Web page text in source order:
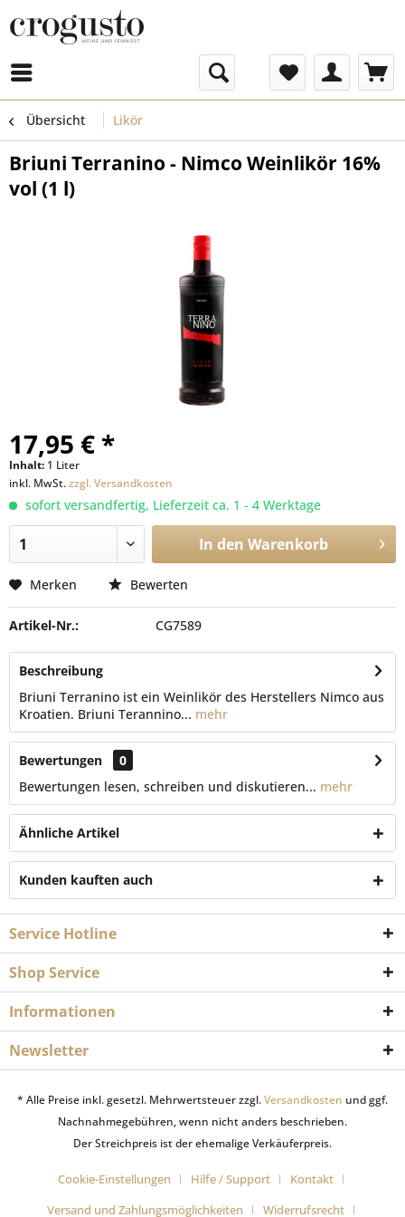
Übersicht Likör
Briuni Terranino - Nimco Weinlikör 16%
vol (1 l)
17,95 € *
Inhalt: 1 Liter
inkl. MwSt.zzgl. Versandkosten
sofort versandfertig, Lieferzeit ca. 1 - 4 Werktage
In den Warenkorb
Merken Bewerten
Artikel-Nr.: CG7589
Beschreibung
Briuni Terranino ist ein Weinlikör des Herstellers Nimco aus
Kroatien. Briuni Terannino... mehr
Bewertungen
0
Bewertungen lesen, schreiben und diskutieren... mehr
Ähnliche Artikel
Kunden kauften auch
Service Hotline
Shop Service
Informationen
Newsletter
* Alle Preise inkl. gesetzl. Mehrwertsteuer zzgl.Versandkosten und ggf.
Nachnahmegebühren, wenn nicht anders beschrieben.
Der Streichpreis ist der ehemalige Verkäuferpreis.
Cookie-Einstellungen Hilfe / Support
Kontakt
Versand und Zahlungsmöglichkeiten
Widerrufsrecht